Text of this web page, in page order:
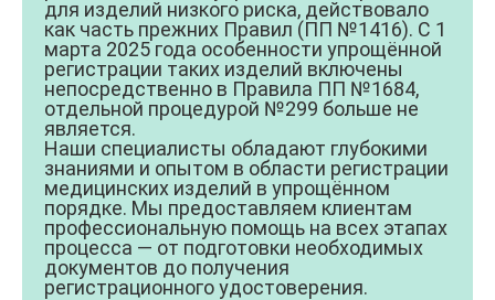
для изделий низкого риска, действовало
как часть прежних Правил (ПП №1416). С 1
марта 2025 года особенности упрощённой
регистрации таких изделий включены
непосредственно в Правила ПП №1684,
отдельной процедурой №299 больше не
является.
Наши специалисты обладают глубокими
знаниями и опытом в области регистрации
медицинских изделий в упрощённом
порядке. Мы предоставляем клиентам
профессиональную помощь на всех этапах
процесса — от подготовки необходимых
документов до получения
регистрационного удостоверения.